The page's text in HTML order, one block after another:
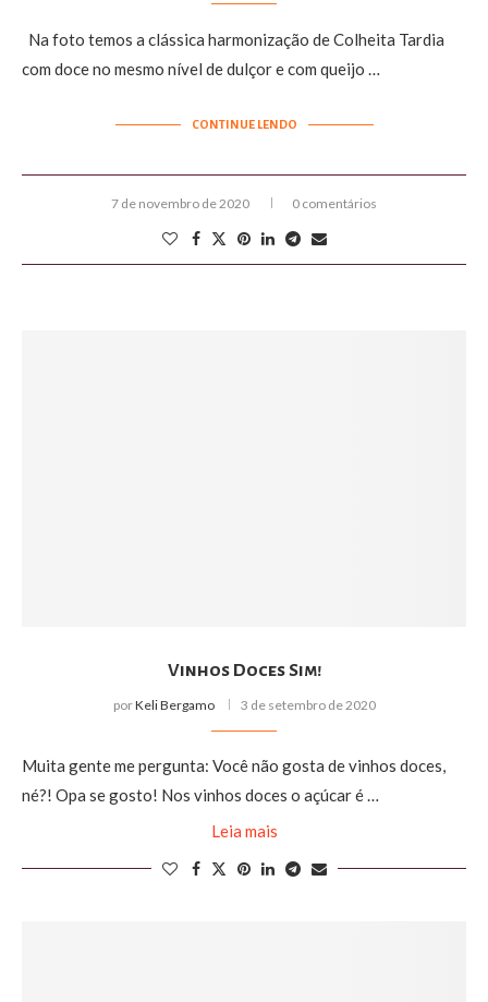
Na foto temos a clássica harmonização de Colheita Tardia
com doce no mesmo nível de dulçor e com queijo …
CONTINUE LENDO
7 de novembro de 2020 0 comentários
Vinhos Doces Sim!
porKeli Bergamo 3 de setembro de 2020
Muita gente me pergunta: Você não gosta de vinhos doces,
né?! Opa se gosto! Nos vinhos doces o açúcar é …
Leia mais